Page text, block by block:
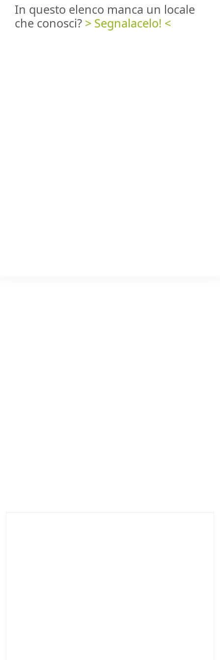
In questo elenco manca un locale
che conosci? > Segnalacelo! <